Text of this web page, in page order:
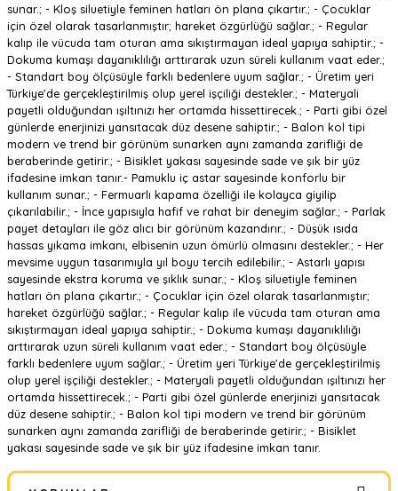
sunar.; - Kloş siluetiyle feminen hatları ön plana çıkartır.; - Çocuklar
için özel olarak tasarlanmıştır; hareket özgürlüğü sağlar.; - Regular
kalıp ile vücuda tam oturan ama sıkıştırmayan ideal yapıya sahiptir.; -
Dokuma kumaşı dayanıklılığı arttırarak uzun süreli kullanım vaat eder.;
- Standart boy ölçüsüyle farklı bedenlere uyum sağlar.; - Üretim yeri
Türkiye'de gerçekleştirilmiş olup yerel işçiliği destekler.; - Materyali
payetli olduğundan ışıltınızı her ortamda hissettirecek.; - Parti gibi özel
günlerde enerjinizi yansıtacak düz desene sahiptir.; - Balon kol tipi
modern ve trend bir görünüm sunarken aynı zamanda zarifliği de
beraberinde getirir.; - Bisiklet yakası sayesinde sade ve şık bir yüz
ifadesine imkan tanır.- Pamuklu iç astar sayesinde konforlu bir
kullanım sunar.; - Fermuarlı kapama özelliği ile kolayca giyilip
çıkarılabilir.; - İnce yapısıyla hafif ve rahat bir deneyim sağlar.; - Parlak
payet detayları ile göz alıcı bir görünüm kazandırır.; - Düşük ısıda
hassas yıkama imkanı, elbisenin uzun ömürlü olmasını destekler.; - Her
mevsime uygun tasarımıyla yıl boyu tercih edilebilir.; - Astarlı yapısı
sayesinde ekstra koruma ve şıklık sunar.; - Kloş siluetiyle feminen
hatları ön plana çıkartır.; - Çocuklar için özel olarak tasarlanmıştır;
hareket özgürlüğü sağlar.; - Regular kalıp ile vücuda tam oturan ama
sıkıştırmayan ideal yapıya sahiptir.; - Dokuma kumaşı dayanıklılığı
arttırarak uzun süreli kullanım vaat eder.; - Standart boy ölçüsüyle
farklı bedenlere uyum sağlar.; - Üretim yeri Türkiye'de gerçekleştirilmiş
olup yerel işçiliği destekler.; - Materyali payetli olduğundan ışıltınızı her
ortamda hissettirecek.; - Parti gibi özel günlerde enerjinizi yansıtacak
düz desene sahiptir.; - Balon kol tipi modern ve trend bir görünüm
sunarken aynı zamanda zarifliği de beraberinde getirir.; - Bisiklet
yakası sayesinde sade ve şık bir yüz ifadesine imkan tanır.